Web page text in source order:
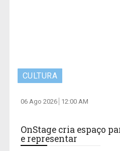
CULTURA
06 Ago 2026 12:00 AM
OnStage cria espaço
e representar